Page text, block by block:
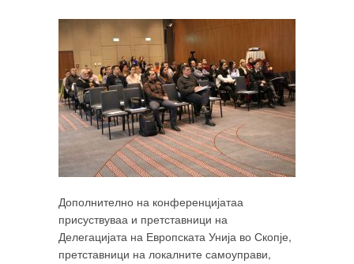
Дополнително на конференцијатаа
присуствуваа и претставници на
Делегацијата на Европската Унија во Скопје,
претставници на локалните самоуправи,